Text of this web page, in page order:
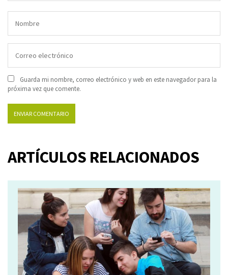
Guarda mi nombre, correo electrónico y web en este navegador para la
próxima vez que comente.
ARTÍCULOS RELACIONADOS